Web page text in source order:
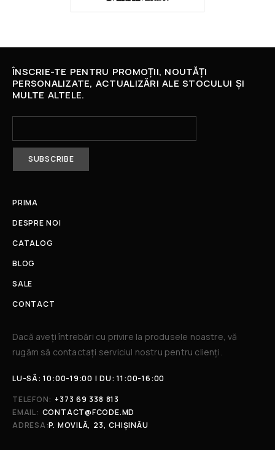
ÎNSCRIE-TE PENTRU PROMOȚII, NOUTĂȚI
PERSONALIZATE, ACTUALIZĂRI ALE STOCULUI ȘI
MULTE ALTELE.
PRIMA
DESPRE NOI
CATALOG
BLOG
SALE
CONTACT
Dacă aveți întrebări cu privire la produsele noastre, vă
rugăm să contactați serviciul nostru pentru clienți.​
LU-SÂ: 10:00-19:00 | DU: 11:00-16:00
TELEFON: +373 69 338 813
EMAIL: CONTACT@FCODE.MD
ADRESA:P. MOVILĂ, 23, CHIȘINĂU